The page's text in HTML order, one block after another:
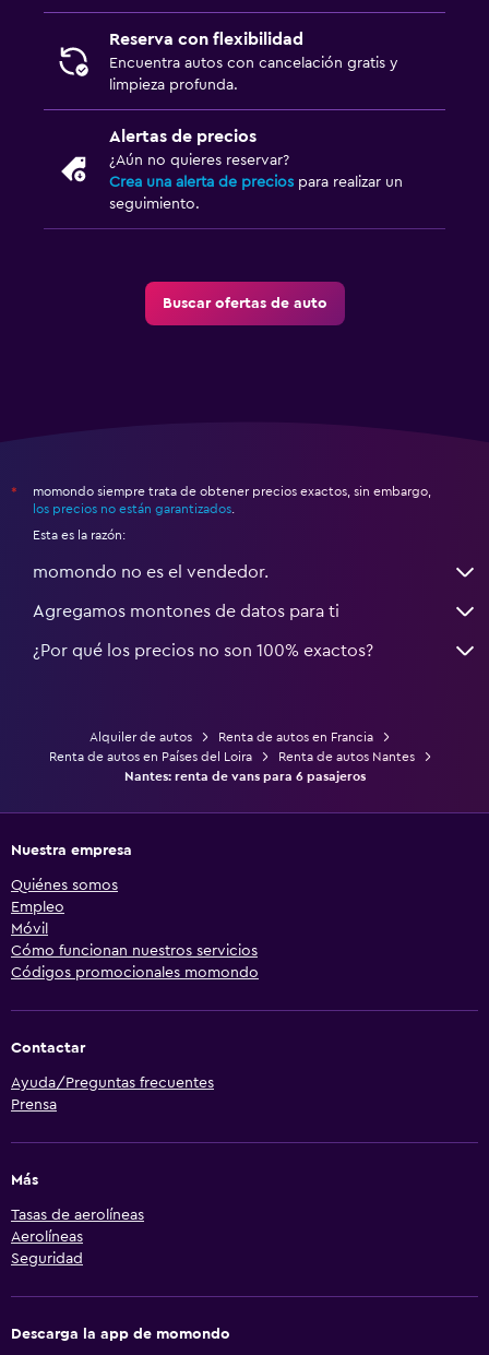
Reserva con flexibilidad
Encuentra autos con cancelación gratis y
limpieza profunda.
Alertas de precios
¿Aún no quieres reservar?
Crea una alerta de precios para realizar un
seguimiento.
Buscar ofertas de auto
*
momondo siempre trata de obtener precios exactos, sin embargo,
los precios no están garantizados.
Esta es la razón:
momondo no es el vendedor.
Agregamos montones de datos para ti
¿Por qué los precios no son 100% exactos?
Alquiler de autos
Renta de autos en Francia
Renta de autos en Países del Loira
Renta de autos Nantes
Nantes: renta de vans para 6 pasajeros
Nuestra empresa
Quiénes somos
Empleo
Móvil
Cómo funcionan nuestros servicios
Códigos promocionales momondo
Contactar
Ayuda/Preguntas frecuentes
Prensa
Más
Tasas de aerolíneas
Aerolíneas
Seguridad
Descarga la app de momondo